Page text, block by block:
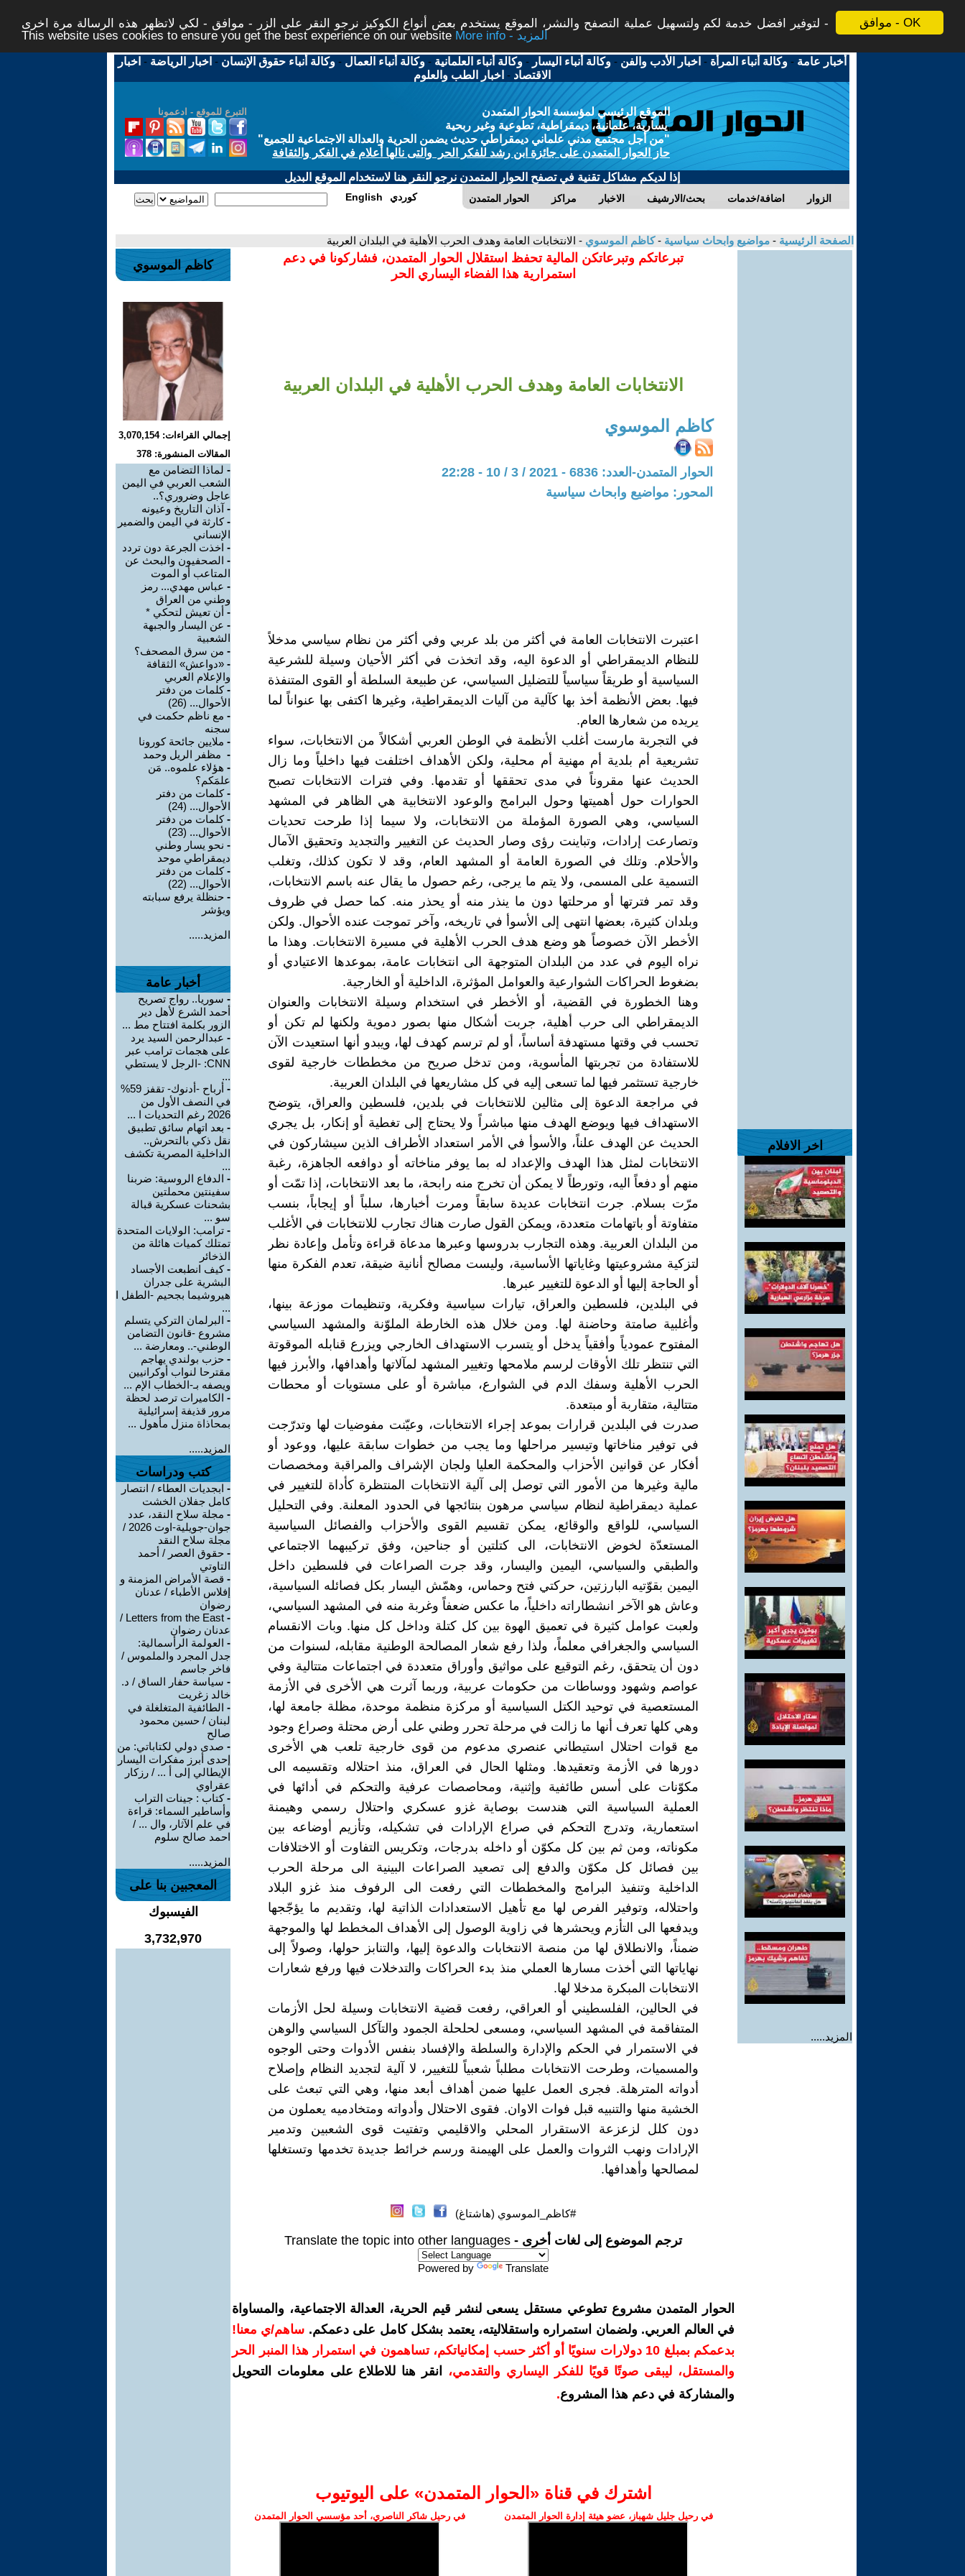
موافق - OK
لتوفير افضل خدمة لكم ولتسهيل عملية التصفح والنشر، الموقع يستخدم بعض أنواع الكوكيز نرجو النقر على الزر - موافق - لكي لاتظهر هذه الرسالة مرة اخرى -
This website uses cookies to ensure you get the best experience on our website
More info - المزيد
أخبار عامة -وكالة أنباء المرأة - اخبار الأدب والفن -وكالة أنباء اليسار -وكالة أنباء العلمانية -وكالة أنباء العمال -وكالة أنباء حقوق الإنسان - اخبار الرياضة - اخبار
الاقتصاد - اخبار الطب والعلوم
التبرع للموقع - ادعمونا
الموقع الرئيسي لمؤسسة الحوار المتمدن
يسارية، علمانية، ديمقراطية، تطوعية وغير ربحية
"من أجل مجتمع مدني علماني ديمقراطي حديث يضمن الحرية والعدالة الاجتماعية للجميع"
حاز الحوار المتمدن على جائزة ابن رشد للفكر الحر والتى نالها أعلام في الفكر والثقافة
إذا لديكم مشاكل تقنية في تصفح الحوار المتمدن نرجو النقر هنا لاستخدام الموقع البديل
الحوار المتمدن مراكز الاخبار بحث/الارشيف اضافة/خدمات الزوار English كوردي
الصفحة الرئيسية - مواضيع وابحاث سياسية -كاظم الموسوي - الانتخابات العامة وهدف الحرب الأهلية في البلدان العربية
اخر الافلام
المزيد.....
تبرعاتكم وتبرعاتكن المالية تحفظ استقلال الحوار المتمدن، فشاركونا في دعم
استمرارية هذا الفضاء اليساري الحر
الانتخابات العامة وهدف الحرب الأهلية في البلدان العربية
كاظم الموسوي
الحوار المتمدن-العدد: 6836 - 2021 / 3 / 10 - 22:28
المحور: مواضيع وابحاث سياسية
اعتبرت الانتخابات العامة في أكثر من بلد عربي وفي أكثر من نظام سياسي مدخلاً
للنظام الديمقراطي أو الدعوة اليه، وقد اتخذت في أكثر الأحيان وسيلة للشرعية
السياسية أو طريقاً سياسياً للتضليل السياسي، عن طبيعة السلطة أو القوى المتنفذة
فيها. بعض الأنظمة أخذ بها كآلية من آليات الديمقراطية، وغيرها اكتفى بها عنواناً لما
يريده من شعارها العام.
في التجربة مارست أغلب الأنظمة في الوطن العربي أشكالاً من الانتخابات، سواء
تشريعية أم بلدية أم مهنية أم محلية، ولكن الأهداف اختلفت فيها داخلياً وما زال
الحديث عنها مقروناً في مدى تحققها أو تقدمها. وفي فترات الانتخابات تصبح
الحوارات حول أهميتها وحول البرامج والوعود الانتخابية هي الظاهر في المشهد
السياسي، وهي الصورة المؤملة من الانتخابات، ولا سيما إذا طرحت تحديات
وتصارعت إرادات، وتباينت رؤى وصار الحديث عن التغيير والتجديد وتحقيق الآمال
والأحلام. وتلك في الصورة العامة أو المشهد العام، وقد لا تكون كذلك، وتغلب
التسمية على المسمى، ولا يتم ما يرجى، رغم حصول ما يقال عنه باسم الانتخابات،
وقد تمر فترتها أو مرحلتها دون ما ينذر منه أو يحذر منه. كما حصل في ظروف
وبلدان كثيرة، بعضها انتهى إلى الأسوأ في تاريخه، وآخر تموجت عنده الأحوال. ولكن
الأخطر الآن خصوصاً هو وضع هدف الحرب الأهلية في مسيرة الانتخابات. وهذا ما
نراه اليوم في عدد من البلدان المتوجهة الى انتخابات عامة، بموعدها الاعتيادي أو
بضغوط الحراكات الشوارعية والعوامل المؤثرة، الداخلية أو الخارجية.
وهنا الخطورة في القضية، أو الأخطر في استخدام وسيلة الانتخابات والعنوان
الديمقراطي الى حرب أهلية، جربت أشكال منها بصور دموية ولكنها لم تكن أو
تحسب في وقتها مستهدفة أساساً، أو لم ترسم كهدف لها، ويبدو أنها استعيدت الآن
للاستفادة من تجربتها المأسوية، ومن تدخل صريح من مخططات خارجية لقوى
خارجية تستثمر فيها لما تسعى إليه في كل مشاريعها في البلدان العربية.
في مراجعة الدعوة إلى مثالين للانتخابات في بلدين، فلسطين والعراق، يتوضح
الاستهداف فيها ويوضع الهدف منها مباشراً ولا يحتاج إلى تغطية أو إنكار، بل يجري
الحديث عن الهدف علناً، والأسوأ في الأمر استعداد الأطراف الذين سيشاركون في
الانتخابات لمثل هذا الهدف والإعداد له بما يوفر مناخاته أو دوافعه الجاهزة، رغبة
منهم أو دفعاً اليه، وتورطاً لا يمكن أن تخرج منه رابحة، ما بعد الانتخابات، إذا تمّت أو
مرّت بسلام. جرت انتخابات عديدة سابقاً ومرت أخبارها، سلباً أو إيجاباً، بنسب
متفاوتة أو باتهامات متعددة، ويمكن القول صارت هناك تجارب للانتخابات في الأغلب
من البلدان العربية. وهذه التجارب بدروسها وعبرها مدعاة قراءة وتأمل وإعادة نظر
لتزكية مشروعيتها وغاياتها الأساسية، وليست مصالح أنانية ضيقة، تعدم الفكرة منها
أو الحاجة إليها أو الدعوة للتغيير عبرها.
في البلدين، فلسطين والعراق، تيارات سياسية وفكرية، وتنظيمات موزعة بينها،
وأغلبية صامتة وحاضنة لها. ومن خلال هذه الخارطة الملوّنة والمشهد السياسي
المفتوح عمودياً وأفقياً يدخل أو يتسرب الاستهداف الخارجي ويزرع قنابله الموقوتة
التي تنتظر تلك الأوقات لرسم ملامحها وتغيير المشهد لمآلاتها وأهدافها، والأبرز فيها
الحرب الأهلية وسفك الدم في الشوارع، مباشرة أو على مستويات أو محطات
متتالية، متقاربة أو مبتعدة.
صدرت في البلدين قرارات بموعد إجراء الانتخابات، وعيّنت مفوضيات لها وتدرّجت
في توفير مناخاتها وتيسير مراحلها وما يجب من خطوات سابقة عليها، ووعود أو
أفكار عن قوانين الأحزاب والمحكمة العليا ولجان الإشراف والمراقبة ومخصصات
مالية وغيرها من الأمور التي توصل إلى آلية الانتخابات المنتظرة كأداة للتغيير في
عملية ديمقراطية لنظام سياسي مرهون بنتائجها في الحدود المعلنة. وفي التحليل
السياسي، للواقع والوقائع، يمكن تقسيم القوى والأحزاب والفصائل السياسية
المستعدّة لخوض الانتخابات، الى كتلتين أو جناحين، وفق تركيبهما الاجتماعي
والطبقي والسياسي، اليمين واليسار، وقد جرت الصراعات في فلسطين داخل
اليمين بقوّتيه البارزتين، حركتي فتح وحماس، وهمّش اليسار بكل فصائله السياسية،
وعاش هو الآخر انشطاراته داخلياً، ما عكس ضعفاً وغربة منه في المشهد السياسي،
ولعبت عوامل كثيرة في تعميق الهوة بين كل كتلة وداخل كل منها. وبات الانقسام
السياسي والجغرافي معلماً، ولذا رفع شعار المصالحة الوطنية مقابله، لسنوات من
دون أن يتحقق، رغم التوقيع على مواثيق وأوراق متعددة في اجتماعات متتالية وفي
عواصم وشهود ووساطات من حكومات عربية، وربما آثرت هي الأخرى في الأزمة
المستعصية في توحيد الكتل السياسية أو مركزة منظمة موحدة، مظلة جامعة لها،
وهي كلها تعرف أنها ما زالت في مرحلة تحرر وطني على أرض محتلة وصراع وجود
مع قوات احتلال استيطاني عنصري مدعوم من قوى خارجية تلعب هي الأخرى
دورها في الأزمة وتعقيدها. ومثلها الحال في العراق، منذ احتلاله وتقسيمه الى
مكوّنات على أسس طائفية وإثنية، ومحاصصات عرفية والتحكم في أدائها في
العملية السياسية التي هندست بوصاية غزو عسكري واحتلال رسمي وهيمنة
استعمارية، وتدرج التحكم في صراع الإرادات في تشكيله، وتأزيم أوضاعه بين
مكوناته، ومن ثم بين كل مكوّن أو داخله بدرجات، وتكريس التفاوت أو الاختلافات
بين فصائل كل مكوّن والدفع إلى تصعيد الصراعات البينية الى مرحلة الحرب
الداخلية وتنفيذ البرامج والمخططات التي رفعت الى الرفوف منذ غزو البلاد
واحتلاله، وتوفير الفرص لها مع تأهيل الاستعدادات الذاتية لها، وتقديم ما يؤجّجها
ويدفعها الى التأزم ويحشرها في زاوية الوصول إلى الأهداف المخطط لها والموجهة
ضمناً، والانطلاق لها من منصة الانتخابات والدعوة إليها، والتنابز حولها، وصولاً إلى
نهاياتها التي أخذت مسارها العملي منذ بدء الحراكات والتدخلات فيها ورفع شعارات
الانتخابات المبكرة مدخلا لها.
في الحالين، الفلسطيني أو العراقي، رفعت قضية الانتخابات وسيلة لحل الأزمات
المتفاقمة في المشهد السياسي، ومسعى لحلحلة الجمود والتآكل السياسي والوهن
في الاستمرار في الحكم والإدارة والسلطة والإفساد بنفس الأدوات وحتى الوجوه
والمسميات، وطرحت الانتخابات مطلباً شعبياً للتغيير، لا آلية لتجديد النظام وإصلاح
أدواته المترهلة. فجرى العمل عليها ضمن أهداف أبعد منها، وهي التي تبعث على
الخشية منها والتنبيه قبل فوات الاوان. فقوى الاحتلال وأدواته ومتخادميه يعملون من
دون كلل لزعزعة الاستقرار المحلي والاقليمي وتفتيت قوى الشعبين وتدمير
الإرادات ونهب الثروات والعمل على الهيمنة ورسم خرائط جديدة تخدمها وتستغلها
لمصالحها وأهدافها.
#كاظم_الموسوي (هاشتاغ)
ترجم الموضوع إلى لغات أخرى - Translate the topic into other languages
Powered by Translate
الحوار المتمدن مشروع تطوعي مستقل يسعى لنشر قيم الحرية، العدالة الاجتماعية، والمساواة
في العالم العربي. ولضمان استمراره واستقلاليته، يعتمد بشكل كامل على دعمكم. ساهم/ي معنا!
بدعمكم بمبلغ 10 دولارات سنويًا أو أكثر حسب إمكانياتكم، تساهمون في استمرار هذا المنبر الحر
والمستقل، ليبقى صوتًا قويًا للفكر اليساري والتقدمي،
انقر هنا للاطلاع على معلومات التحويل
والمشاركة في دعم هذا المشروع.
اشترك في قناة ‫«الحوار المتمدن» على اليوتيوب
في رحيل جليل شهباز، عضو هيئة إدارة الحوار المتمدن في رحيل شاكر الناصري، أحد مؤسسي الحوار المتمدن
كاظم الموسوي
إجمالي القراءات: 3,070,154
المقالات المنشورة: 378
- لماذا التضامن مع
الشعب العربي في اليمن
عاجل وضروري؟..
- آذان التاريخ وعيونه
-كارثة في اليمن والضمير
الإنساني
- اخذت الجرعة دون تردد
- الصحفيون والبحث عن
المتاعب أو الموت
- عباس مهدي... رمز
وطني من العراق
- أن تعيش لتحكي *
- عن اليسار والجبهة
الشعبية
- من سرق المصحف؟
- «دواعش» الثقافة
والإعلام العربي
-كلمات من دفتر
الأحوال... (26)
- مع ناظم حكمت في
سجنه
- ملايين جائحة كورونا
- مظفر الريل وحمد
- هؤلاء علموه.. مَن
علمَكم؟
-كلمات من دفتر
الأحوال... (24)
-كلمات من دفتر
الأحوال... (23)
- نحو يسار وطني
ديمقراطي موحد
-كلمات من دفتر
الأحوال... (22)
- حنظلة يرفع سبابته
ويؤشر
المزيد.....
أخبار عامة
- سوريا.. رواج تصريح
أحمد الشرع لأهل دير
الزور بكلمة افتتاح مط ...
- عبدالرحمن السيد يرد
على هجمات ترامب عبر
CNN: -الرجل لا يستطي
...
-
أرباح -أدنوك- تقفز 59%
في النصف الأول من
2026 رغم التحديات ا ...
- بعد اتهام سائق تطبيق
نقل ذكي بالتحرش..
الداخلية المصرية تكشف
...
- الدفاع الروسية: ضربنا
سفينتين محملتين
بشحنات عسكرية قبالة
سو ...
- ترامب: الولايات المتحدة
تمتلك كميات هائلة من
الذخائر
-كيف انطبعت الأجساد
البشرية على جدران
هيروشيما بجحيم -الطفل ا
...
- البرلمان التركي يتسلم
مشروع -قانون التضامن
الوطني-.. ومعارضة ...
- حزب بولندي يهاجم
مقترحا لنواب أوكرانيين
ويصفه بـ-الخطاب الإم ...
- الكاميرات ترصد لحظة
مرور قذيفة إسرائيلية
بمحاذاة منزل مأهول ...
المزيد.....
كتب ودراسات
- ابجديات العطاء / انتصار
كامل جفلان الخشت
- مجلة سلاح النقد، عدد
جوان-جويلية-اوت 2026 /
مجلة سلاح النقد
- حقوق العصر / أحمد
التاوتي
- قصة الأمراض المزمنة و
إفلاس الأطباء / عدنان
رضوان
-
Letters from the East /
عدنان رضوان
- العولمة الرأسمالية:
جدل المجرد والملموس /
فاخر جاسم
- سياسة حفار الساق / د.
خالد زغريت
- الطائفية المتغلغلة في
لبنان / حسين محمود
صالح
- صدى دولي لكتاباتي: من
إحدى أبرز مفكرات اليسار
الإيطالي إلى أ ... / رزكار
عقراوي
-كتاب : جينات التراب
وأساطير السماء: قراءة
في علم الآثار، وال ... /
احمد صالح سلوم
المزيد.....
المعجبين بنا على
الفيسبوك
3,732,970